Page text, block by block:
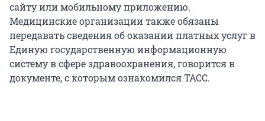
сайту или мобильному приложению.
Медицинские организации также обязаны
передавать сведения об оказании платных услуг в
Единую государственную информационную
систему в сфере здравоохранения, говорится в
документе, с которым ознакомился ТАСС.